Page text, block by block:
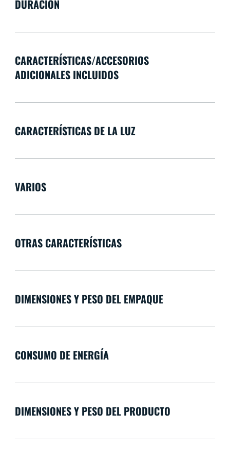
DURACIÓN
CARACTERÍSTICAS/ACCESORIOS
ADICIONALES INCLUIDOS
CARACTERÍSTICAS DE LA LUZ
VARIOS
OTRAS CARACTERÍSTICAS
DIMENSIONES Y PESO DEL EMPAQUE
CONSUMO DE ENERGÍA
DIMENSIONES Y PESO DEL PRODUCTO